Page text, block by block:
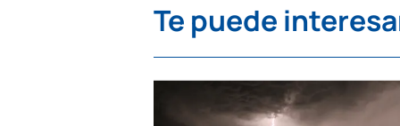
Te puede